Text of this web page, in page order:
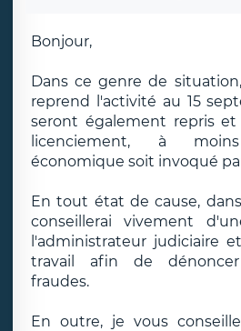
Bonjour,
Dans ce genre de
reprend l'activité au 15
seront également repris
licenciement, à
économique soit invoqué
En tout état de cause,
conseillerai vivement
l'administrateur judiciaire
travail afin de
fraudes.
En outre, je vous